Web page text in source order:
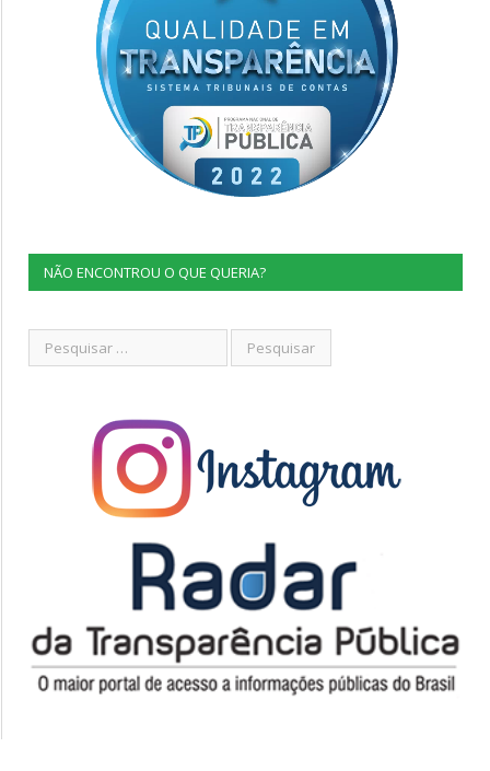
NÃO ENCONTROU O QUE QUERIA?